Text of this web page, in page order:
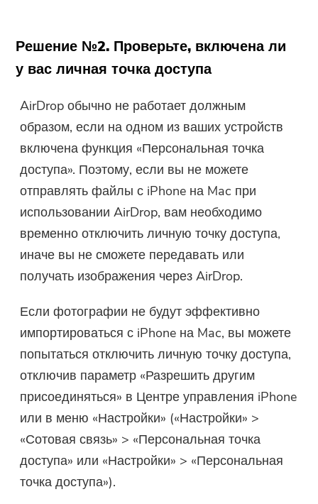
Решение №2. Проверьте, включена ли
у вас личная точка доступа
AirDrop обычно не работает должным
образом, если на одном из ваших устройств
включена функция «Персональная точка
доступа». Поэтому, если вы не можете
отправлять файлы с iPhone на Mac при
использовании AirDrop, вам необходимо
временно отключить личную точку доступа,
иначе вы не сможете передавать или
получать изображения через AirDrop.
Если фотографии не будут эффективно
импортироваться с iPhone на Mac, вы можете
попытаться отключить личную точку доступа,
отключив параметр «Разрешить другим
присоединяться» в Центре управления iPhone
или в меню «Настройки» («Настройки» >
«Сотовая связь» > «Персональная точка
доступа» или «Настройки» > «Персональная
точка доступа»).